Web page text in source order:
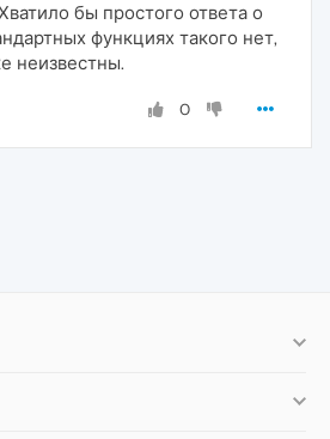
бы простого ответа о
функциях такого нет,
неизвестны.
0